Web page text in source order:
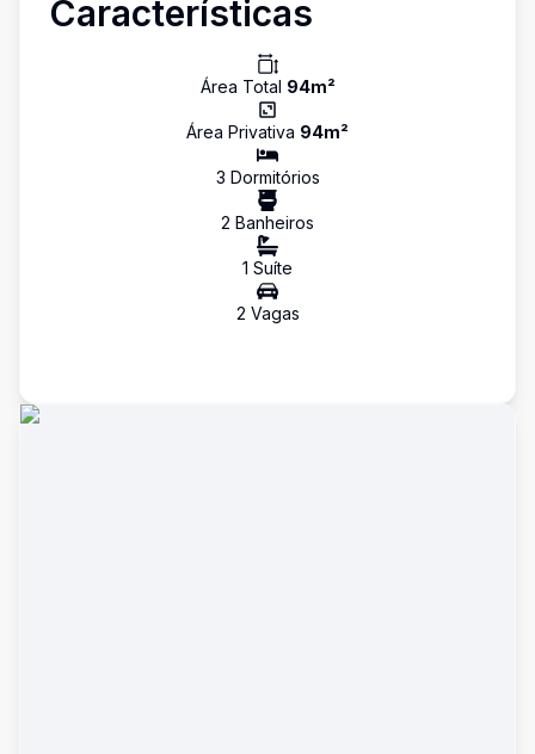
Características
Área Total 94m²
Área Privativa 94m²
3 Dormitórios
2 Banheiros
1 Suíte
2 Vagas